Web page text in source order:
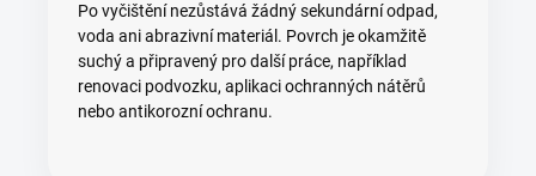
Po vyčištění nezůstává žádný sekundární odpad,
voda ani abrazivní materiál. Povrch je okamžitě
suchý a připravený pro další práce, například
renovaci podvozku, aplikaci ochranných nátěrů
nebo antikorozní ochranu.